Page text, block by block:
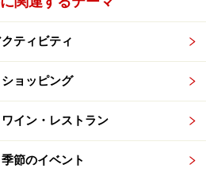
(?)、または昔のイギリス(?)で使われる
うですが、真相は不明…。
す。最新の内容をご確認くださ
ど、安全確保に十分注意を払ってく
ティビティ
ョッピング
イン・レストラン
節のイベント